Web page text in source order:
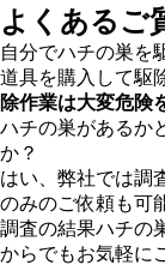
よくあるご
自分でハチの巣を
道具を購入して駆
除作業は大変危険
ハチの巣があるか
か？
はい、弊社では調
のみのご依頼も可
調査の結果ハチの
からでもお気軽に